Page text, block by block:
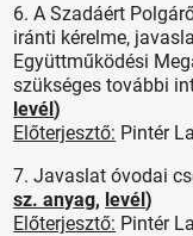
6. A Szadáért
iránti kérelme,
Együttműködési
szükséges további
levél)
Előterjesztő: Pintér
7. Javaslat óvodai
sz. anyag, levél)
Előterjesztő: Pintér